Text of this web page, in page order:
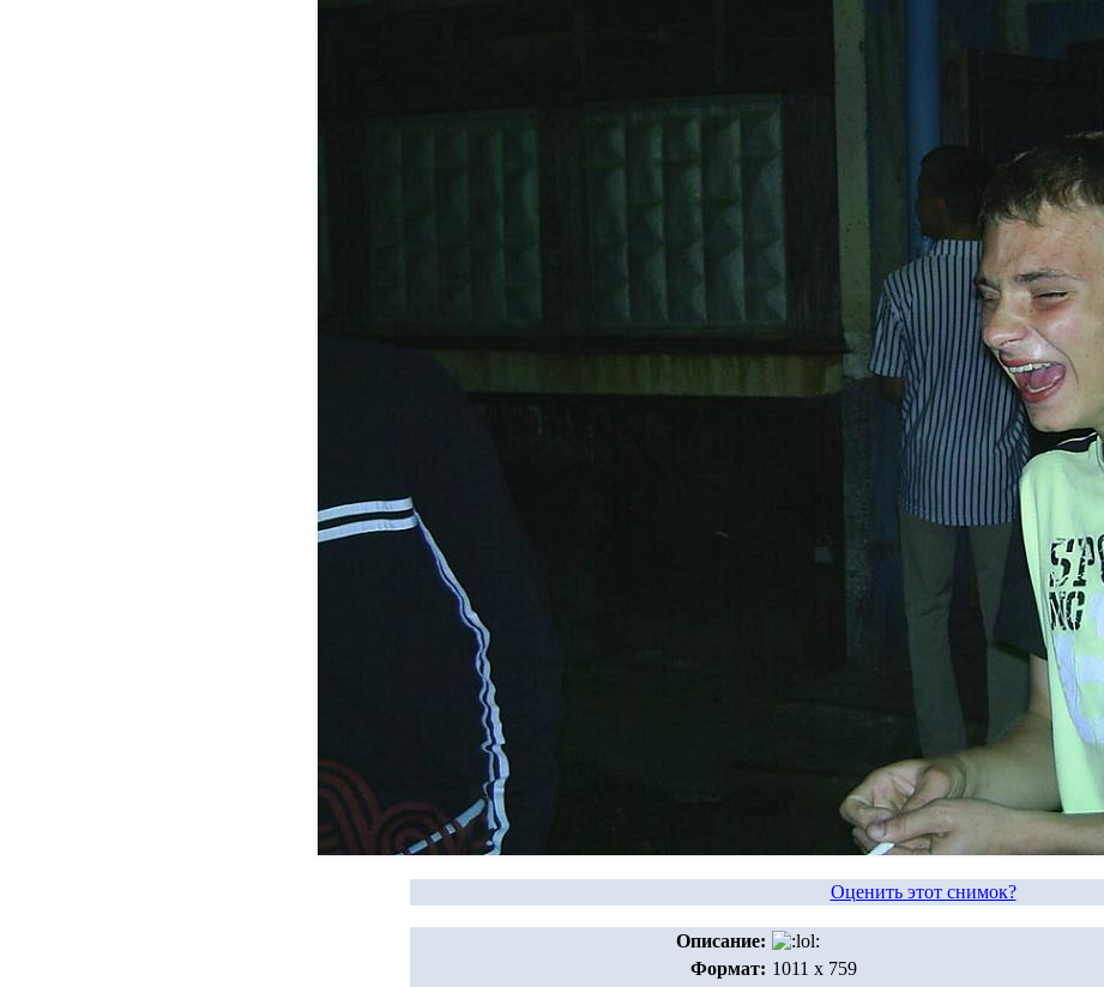
Оценить этот снимок?
Описание:
Формат: 1011 x 759